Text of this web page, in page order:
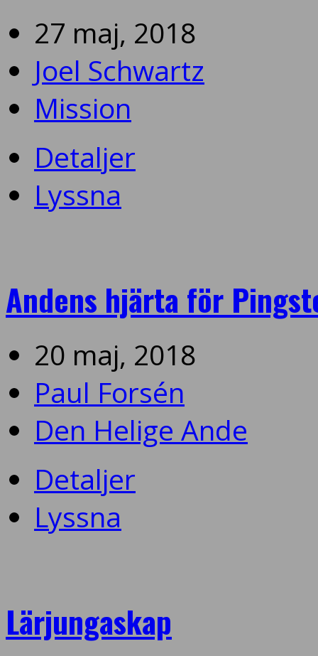
27 maj, 2018
Joel Schwartz
Mission
Detaljer
Lyssna
Andens hjärta för
20 maj, 2018
Paul Forsén
Den Helige Ande
Detaljer
Lyssna
Lärjungaskap